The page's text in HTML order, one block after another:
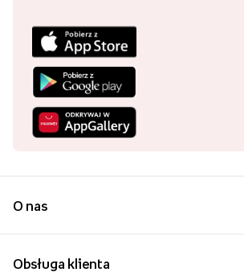
O nas
Obsługa klienta